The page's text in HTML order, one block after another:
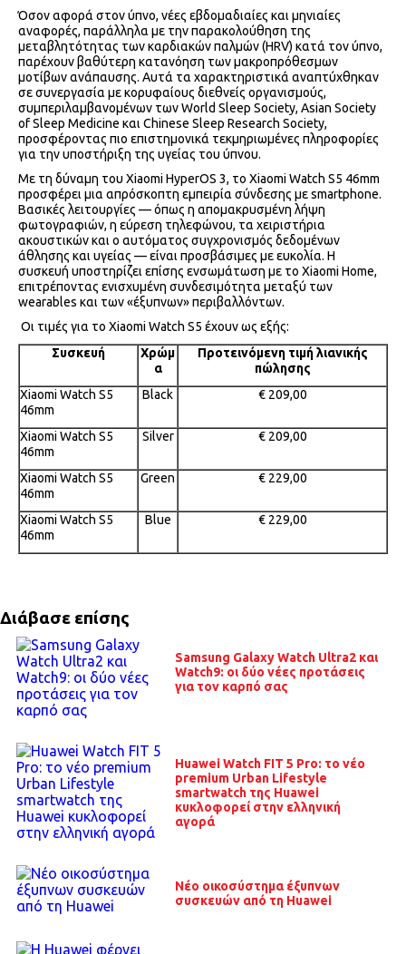
Όσον αφορά στον ύπνο, νέες εβδομαδιαίες και μηνιαίες
αναφορές, παράλληλα με την παρακολούθηση της
μεταβλητότητας των καρδιακών παλμών (HRV) κατά τον ύπνο,
παρέχουν βαθύτερη κατανόηση των μακροπρόθεσμων
μοτίβων ανάπαυσης. Αυτά τα χαρακτηριστικά αναπτύχθηκαν
σε συνεργασία με κορυφαίους διεθνείς οργανισμούς,
συμπεριλαμβανομένων των World Sleep Society, Asian Society
of Sleep Medicine και Chinese Sleep Research Society,
προσφέροντας πιο επιστημονικά τεκμηριωμένες πληροφορίες
για την υποστήριξη της υγείας του ύπνου.
Με τη δύναμη του Xiaomi HyperOS 3, το Xiaomi Watch S5 46mm
προσφέρει μια απρόσκοπτη εμπειρία σύνδεσης με smartphone.
Βασικές λειτουργίες — όπως η απομακρυσμένη λήψη
φωτογραφιών, η εύρεση τηλεφώνου, τα χειριστήρια
ακουστικών και ο αυτόματος συγχρονισμός δεδομένων
άθλησης και υγείας — είναι προσβάσιμες με ευκολία. Η
συσκευή υποστηρίζει επίσης ενσωμάτωση με το Xiaomi Home,
επιτρέποντας ενισχυμένη συνδεσιμότητα μεταξύ των
wearables και των «έξυπνων» περιβαλλόντων.
Οι τιμές για το Xiaomi Watch S5 έχουν ως εξής:
Συσκευή
Χρώμ
α
Προτεινόμενη τιμή λιανικής
πώλησης
Xiaomi Watch S5
46mm
Black € 209,00
Xiaomi Watch S5
46mm
Silver € 209,00
Xiaomi Watch S5
46mm
Green € 229,00
Xiaomi Watch S5
46mm
Blue € 229,00
Διάβασε επίσης
Samsung Galaxy Watch Ultra2 και
Watch9: οι δύο νέες προτάσεις
για τον καρπό σας
Huawei Watch FIT 5 Pro: το νέο
premium Urban Lifestyle
smartwatch της Huawei
κυκλοφορεί στην ελληνική
αγορά
Νέο οικοσύστημα έξυπνων
συσκευών από τη Huawei